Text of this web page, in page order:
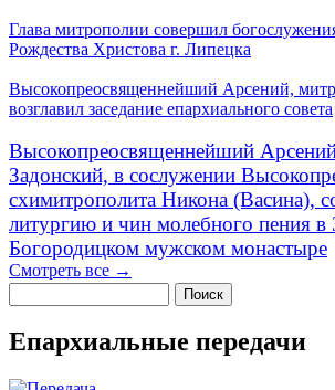
Глава митрополии совершил
Рождества Христова г. Липецка
Высокопреосвященнейший Арсений,
возглавил заседание епархиального совета
Высокопреосвященнейший
Задонский, в сослужении
схимитрополита Никона (Васина),
литургию и чин молебного пения в
Богородицком мужском монастыре
Смотреть все →
Поиск
Епархиальные передачи